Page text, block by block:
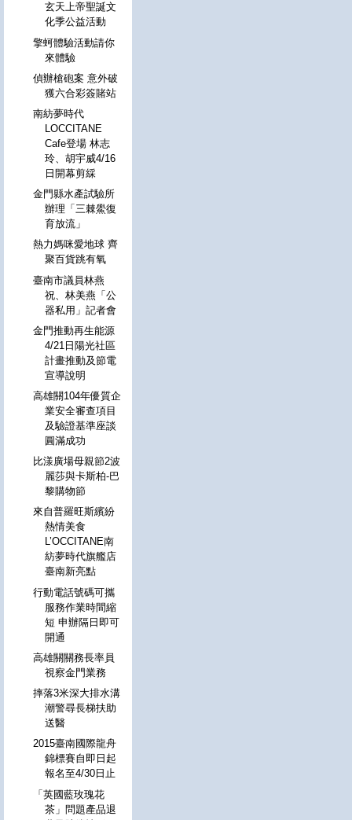
玄天上帝聖誕文
化季公益活動
擎蚵體驗活動請你
來體驗
偵辦槍砲案 意外破
獲六合彩簽賭站
南紡夢時代
LOCCITANE
Cafe登場 林志
玲、胡宇威4/16
日開幕剪綵
金門縣水產試驗所
辦理「三棘鱟復
育放流」
熱力媽咪愛地球 齊
聚百貨跳有氧
臺南市議員林燕
祝、林美燕「公
器私用」記者會
金門推動再生能源
4/21日陽光社區
計畫推動及節電
宣導說明
高雄關104年優質企
業安全審查項目
及驗證基準座談
圓滿成功
比漾廣場母親節2波
麗莎與卡斯柏-巴
黎購物節
來自普羅旺斯繽紛
熱情美食
L’OCCITANE南
紡夢時代旗艦店
臺南新亮點
行動電話號碼可攜
服務作業時間縮
短 申辦隔日即可
開通
高雄關關務長率員
視察金門業務
摔落3米深大排水溝
潮警尋長梯扶助
送醫
2015臺南國際龍舟
錦標賽自即日起
報名至4/30日止
「英國藍玫瑰花
茶」問題產品退